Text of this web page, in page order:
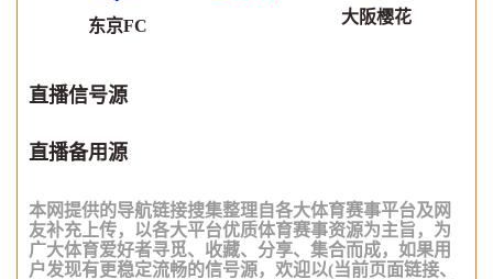
东京FC 大阪樱花
直播信号源
直播备用源
本网提供的导航链接搜集整理自各大体育赛事平台及网
友补充上传，以各大平台优质体育赛事资源为主旨，为
广大体育爱好者寻觅、收藏、分享、集合而成，如果用
户发现有更稳定流畅的信号源，欢迎以(当前页面链接、